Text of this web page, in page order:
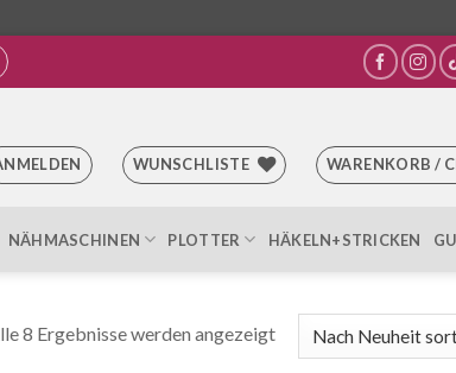
WUNSCHLISTE WARENKORB /
NÄHMASCHINEN PLOTTER HÄKELN+STRICKEN
8 Ergebnisse werden angezeigtNach
Aktualität